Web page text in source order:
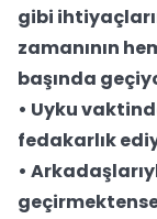
gibi
zamanının
başında
• Uyku
fedakarlık
•